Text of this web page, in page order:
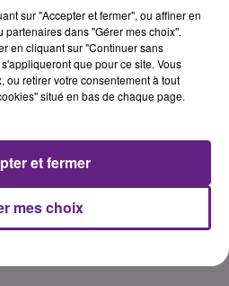
sur "Accepter et fermer", ou affiner en
dans "Gérer mes choix".
en cliquant sur "Continuer sans
que pour ce site. Vous
ou retirer votre consentement à tout
situé en bas de chaque page.
mes choix
et fermer